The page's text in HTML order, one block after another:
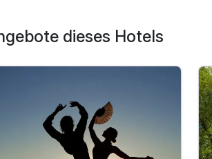
p.P. ab 172,50 €
dieses Hotels